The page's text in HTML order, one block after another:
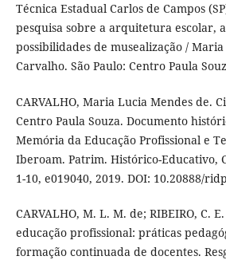
Técnica Estadual Carlos de Campos
pesquisa sobre a arquitetura escolar,
possibilidades de musealização /
Carvalho. São Paulo: Centro Paula
CARVALHO, Maria Lucia Mendes de.
Centro Paula Souza. Documento
Memória da Educação Profissional e
Iberoam. Patrim. Histórico-Educativo,
1-10, e019040, 2019. DOI: 10.20888/
CARVALHO, M. L. M. de; RIBEIRO, C.
educação profissional: práticas
formação continuada de docentes.